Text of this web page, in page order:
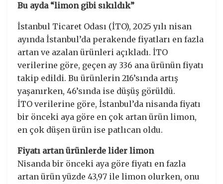
Bu ayda “limon gibi sıkıldık”
İstanbul Ticaret Odası (İTO), 2025 yılı nisan
ayında İstanbul’da perakende fiyatları en fazla
artan ve azalan ürünleri açıkladı. İTO
verilerine göre, geçen ay 336 ana ürünün fiyatı
takip edildi. Bu ürünlerin 216’sında artış
yaşanırken, 46’sında ise düşüş görüldü.
İTO verilerine göre, İstanbul’da nisanda fiyatı
bir önceki aya göre en çok artan ürün limon,
en çok düşen ürün ise patlıcan oldu.
Fiyatı artan ürünlerde lider limon
Nisanda bir önceki aya göre fiyatı en fazla
artan ürün yüzde 43,97 ile limon olurken, onu